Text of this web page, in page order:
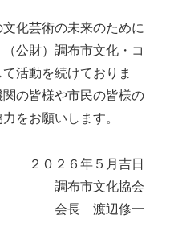
化芸術の未来のために
公財）調布市文化・コ
活動を続けておりま
の皆様や市民の皆様の
をお願いします。
２０２６年５月吉日
調布市文化協会
会長 渡辺修一